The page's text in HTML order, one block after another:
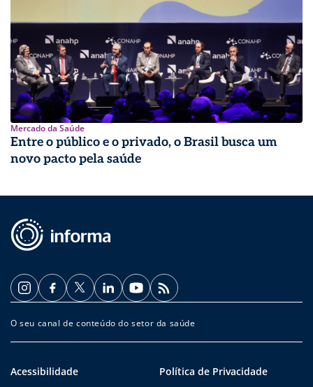
Mercado da Saúde
Entre o público e o privado, o Brasil busca um
novo pacto pela saúde
O seu canal de conteúdo do setor da saúde
Acessibilidade Política de Privacidade